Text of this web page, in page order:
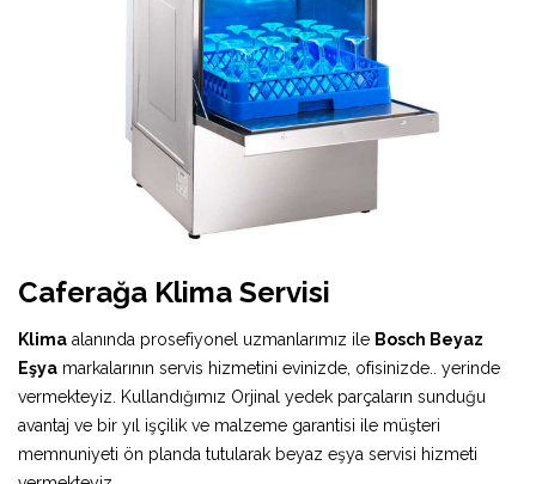
Caferağa Klima Servisi
Klima alanında prosefiyonel uzmanlarımız ile Bosch Beyaz
Eşya markalarının servis hizmetini evinizde, ofisinizde.. yerinde
vermekteyiz. Kullandığımız Orjinal yedek parçaların sunduğu
avantaj ve bir yıl işçilik ve malzeme garantisi ile müşteri
memnuniyeti ön planda tutularak beyaz eşya servisi hizmeti